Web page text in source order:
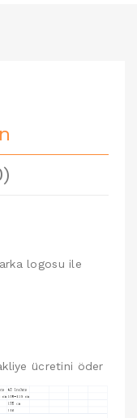
logosu ile
ücretini öder